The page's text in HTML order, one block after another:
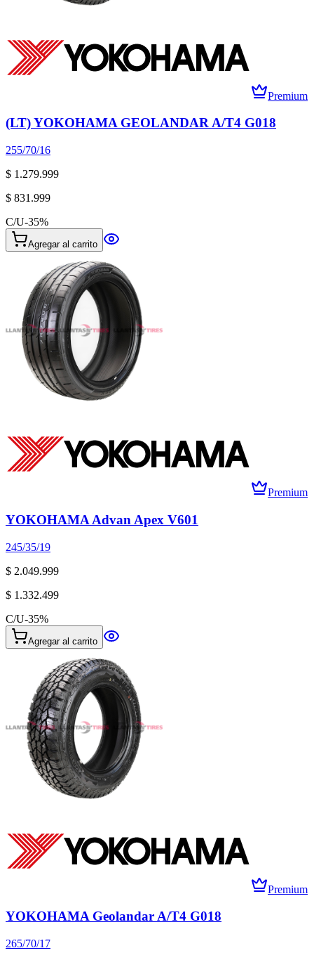
Premium
(LT) YOKOHAMA GEOLANDAR A/T4 G018
255/70/16
$ 1.279.999
$ 831.999
C/U-35%
Agregar al carrito
Premium
YOKOHAMA Advan Apex V601
245/35/19
$ 2.049.999
$ 1.332.499
C/U-35%
Agregar al carrito
Premium
YOKOHAMA Geolandar A/T4 G018
265/70/17